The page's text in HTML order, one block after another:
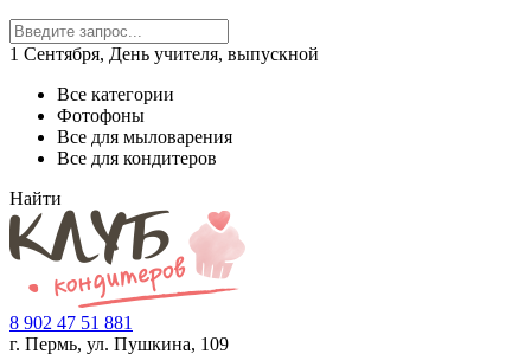
1 Сентября, День учителя, выпускной
Все категории
Фотофоны
Все для мыловарения
Все для кондитеров
Найти
8 902 47 51 881
г. Пермь, ул. Пушкина, 109